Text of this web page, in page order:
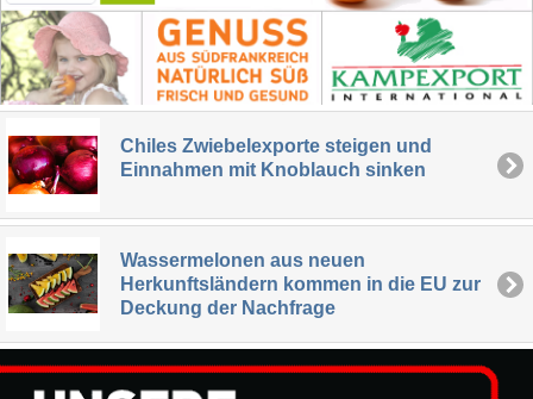
Chiles Zwiebelexporte steigen und
Einnahmen mit Knoblauch sinken
Wassermelonen aus neuen
Herkunftsländern kommen in die EU zur
Deckung der Nachfrage